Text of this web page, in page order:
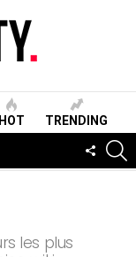
HOT TRENDING
les plus